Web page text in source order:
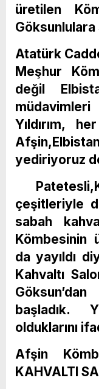
üretilen
Atatürk
Meşhur
değil
Yıldırım,
yediriyoruz
çeşitleriyle
sabah
Kömbesinin
da yayıldı
Kahvaltı
başladık.
olduklarını
Afşin
KAHVALTI